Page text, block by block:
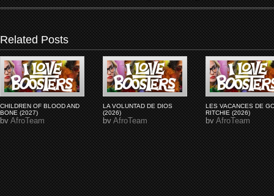
Related Posts
CHILDREN OF BLOOD AND
BONE (2027)
byAfroTeam
LA VOLUNTAD DE DIOS
(2026)
byAfroTeam
LES VACANCES DE
RITCHIE (2026)
byAfroTeam